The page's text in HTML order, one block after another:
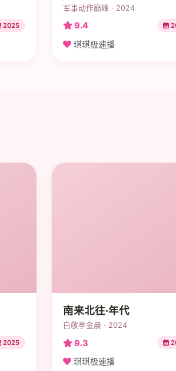
2025
军事动作巅峰 · 2024
9.4
琪琪极速播
2025
南来北往·年代
白敬亭金晨 · 2024
9.3
琪琪极速播